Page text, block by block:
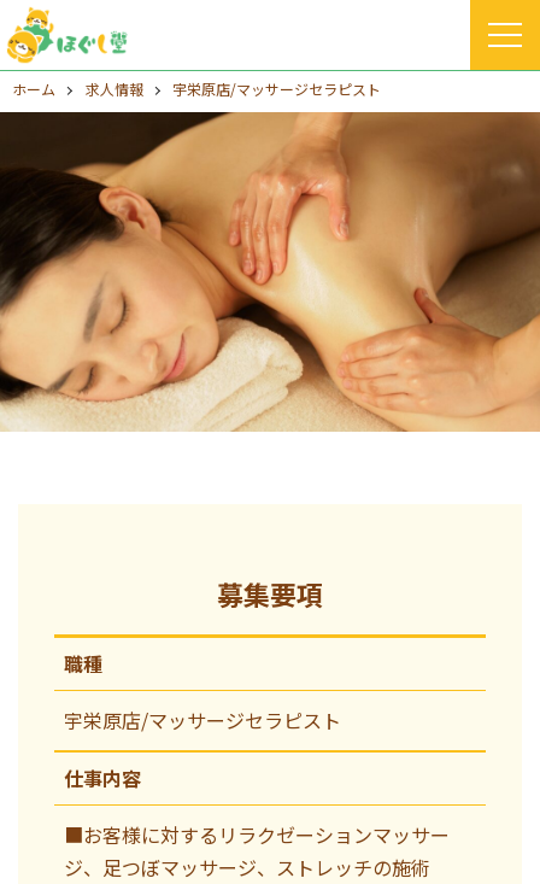
ホーム 求人情報 宇栄原店/マッサージセラピスト
募集要項
職種
宇栄原店/マッサージセラピスト
仕事内容
■お客様に対するリラクゼーションマッサー
ジ、足つぼマッサージ、ストレッチの施術